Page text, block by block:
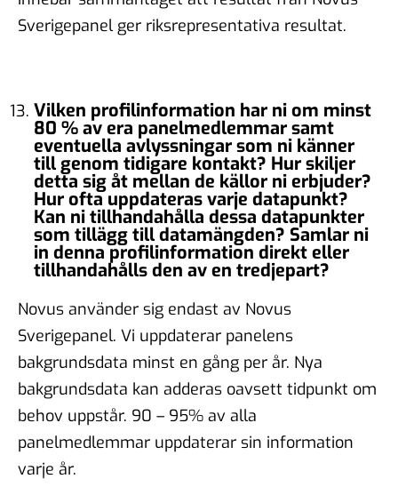
Sverigepanel ger riksrepresentativa resultat.
Vilken profilinformation har ni om minst
80 % av era panelmedlemmar samt
eventuella avlyssningar som ni känner
till genom tidigare kontakt? Hur skiljer
detta sig åt mellan de källor ni erbjuder?
Hur ofta uppdateras varje datapunkt?
Kan ni tillhandahålla dessa datapunkter
som tillägg till datamängden? Samlar ni
in denna profilinformation direkt eller
tillhandahålls den av en tredjepart?
Novus använder sig endast av Novus
Sverigepanel. Vi uppdaterar panelens
bakgrundsdata minst en gång per år. Nya
bakgrundsdata kan adderas oavsett tidpunkt om
behov uppstår. 90 – 95% av alla
panelmedlemmar uppdaterar sin information
varje år.